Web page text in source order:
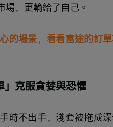
，更輸給了自己。
的場景，看看富途的訂
」克服貪婪與恐懼
時不出手，淺套被拖成